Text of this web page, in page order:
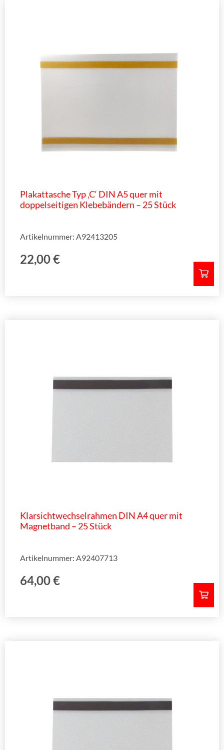
Plakattasche Typ ‚C‘ DIN A5 quer mit
doppelseitigen Klebebändern – 25 Stück
22,00€
Artikelnummer: A92413205
Klarsichtwechselrahmen DIN A4 quer mit
Magnetband – 25 Stück
64,00€
Artikelnummer: A92407713